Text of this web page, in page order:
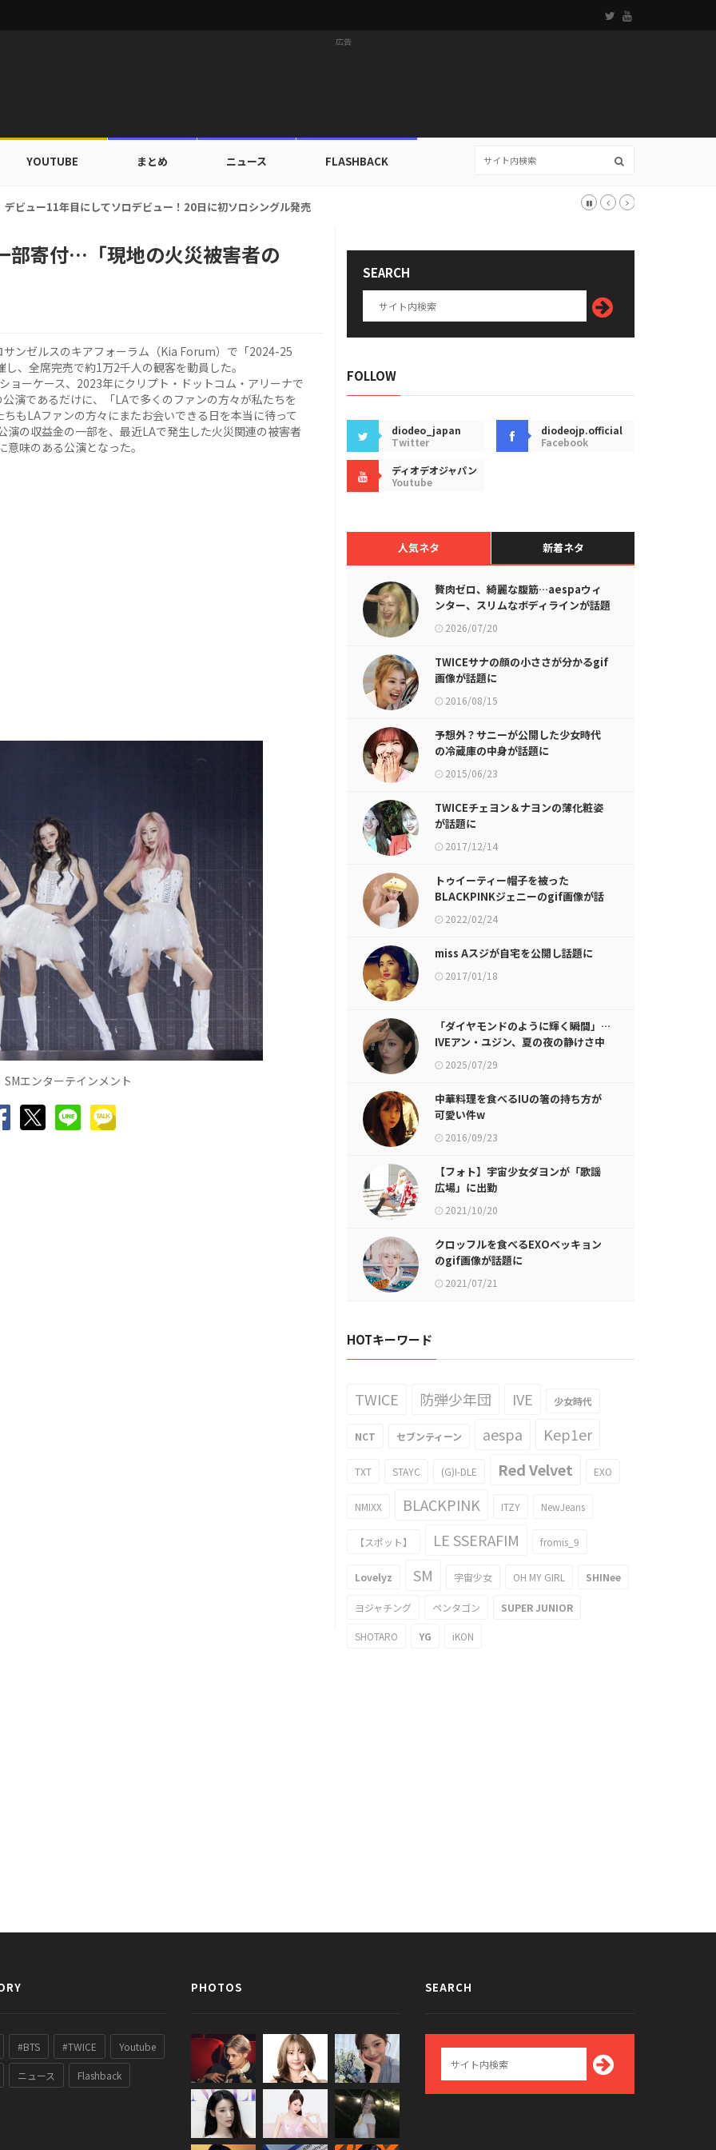
広告
YOUTUBE まとめ ニュース FLASHBACK
ップ出入証を公開…証明写真でも完璧なビジュアル！
部寄付…「現地の火災被害者の
ンゼルスのキアフォーラム（Kia Forum）で「2024-25
、全席完売で約1万2千人の観客を動員した。
ョーケース、2023年にクリプト・ドットコム・アリーナで
演であるだけに、「LAで多くのファンの方々が私たちを
もLAファンの方々にまたお会いできる日を本当に待って
の収益金の一部を、最近LAで発生した火災関連の被害者
味のある公演となった。
エンターテインメント
SEARCH
FOLLOW
diodeo_japan
Twitter
diodeojp.official
Facebook
ディオデオジャパン
Youtube
人気ネタ 新着ネタ
贅肉ゼロ、綺麗な腹筋…aespaウィ
ンター、スリムなボディラインが話題
に 2026/07/20
TWICEサナの顔の小ささが分かるgif
画像が話題に
2016/08/15
予想外？サニーが公開した少女時代
の冷蔵庫の中身が話題に
2015/06/23
TWICEチェヨン＆ナヨンの薄化粧姿
が話題に
2017/12/14
トゥイーティー帽子を被った
BLACKPINKジェニーのgif画像が話
題に2022/02/24
miss Aスジが自宅を公開し話題に
2017/01/18
「ダイヤモンドのように輝く瞬間」…
IVEアン・ユジン、夏の夜の静けさ中
で宝石のような存在感
2025/07/29
中華料理を食べるIUの箸の持ち方が
可愛い件w
2016/09/23
【フォト】宇宙少女ダヨンが「歌謡
広場」に出勤
2021/10/20
クロッフルを食べるEXOベッキョン
のgif画像が話題に
2021/07/21
HOTキーワード
TWICE 防弾少年団 IVE 少女時代
NCT セブンティーン aespa Kep1er
TXT STAYC (G)I-DLE Red Velvet EXO
NMIXX BLACKPINK ITZY NewJeans
【スポット】 LE SSERAFIM fromis_9
Lovelyz SM 宇宙少女 OH MY GIRL SHINee
ヨジャチング ペンタゴン SUPER JUNIOR
SHOTARO YG iKON
#BTS #TWICE Youtube
ニュース Flashback
PHOTOS SEARCH